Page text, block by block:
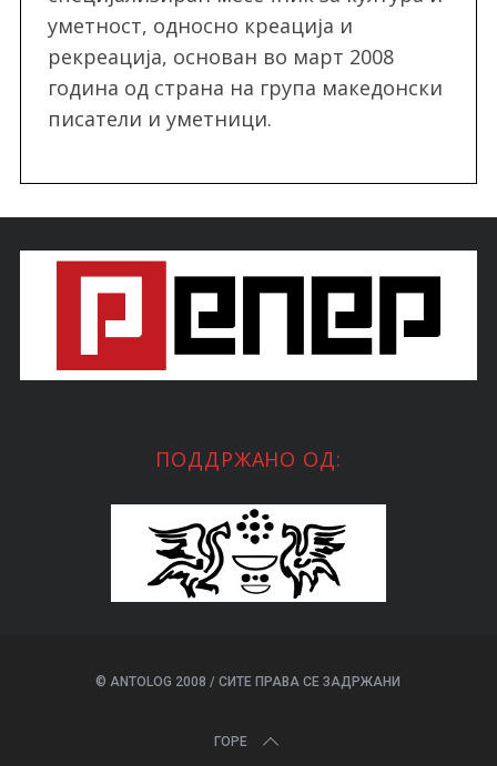
уметност, односно креација и
рекреација, oснован во март 2008
година од страна на група македонски
писатели и уметници.
ПОДДРЖАНО ОД:
© ANTOLOG 2008 / СИТЕ ПРАВА СЕ ЗАДРЖАНИ
ГОРЕ